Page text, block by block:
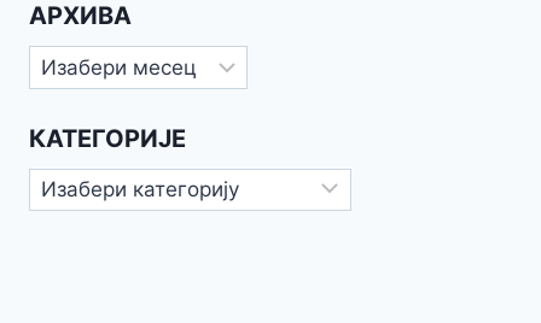
АРХИВА
Архива
КАТЕГОРИЈЕ
Категорије